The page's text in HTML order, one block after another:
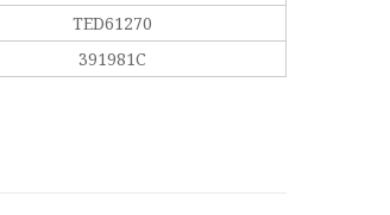
TED61270
391981C